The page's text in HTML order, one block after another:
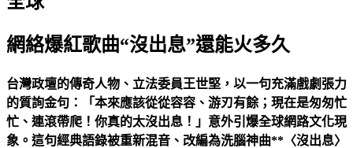
網絡爆紅歌曲“沒出息”還能火多久
台灣政壇的傳奇人物、立法委員王世堅，以一句充滿戲劇張力
的質詢金句：「本來應該從從容容、游刃有餘；現在是匆匆忙
忙、連滾帶爬！你真的太沒出息！」意外引爆全球網路文化現
象。這句經典語錄被重新混音、改編為洗腦神曲**〈沒出息〉